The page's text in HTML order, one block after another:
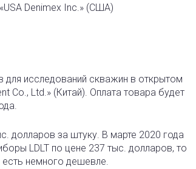
Denimex Inc.» (США)
для исследований скважин в открытом
Co., Ltd.» (Китай). Оплата товара будет
долларов за штуку. В марте 2020 года
LDLT по цене 237 тыс. долларов, то
немного дешевле.